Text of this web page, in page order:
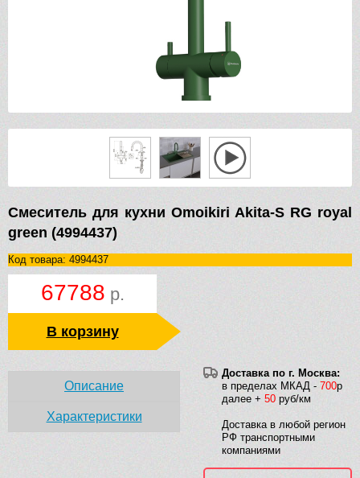
Смеситель для кухни Omoikiri Akita-S RG royal
green (4994437)
Код товара: 4994437
67788 р.
В корзину
Доставка по г. Москва:
в пределах МКАД - 700р
далее + 50 руб/км
Доставка в любой регион
РФ транспортными
компаниями
Описание
Характеристики